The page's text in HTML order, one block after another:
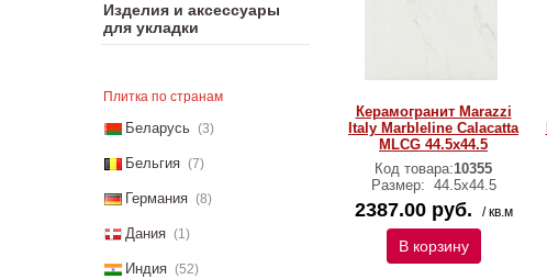
Изделия и аксессуары
для укладки
Плитка по странам
Беларусь (3)
Бельгия (7)
Германия (8)
Дания (1)
Индия (52)
Керамогранит Marazzi
Italy Marbleline Calacatta
MLCG 44.5х44.5
Код товара:10355
Размер: 44.5х44.5
2387.00 руб. / кв.м
В корзину